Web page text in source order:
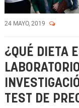
24 MAYO, 2019
¿QUÉ DIETA
TEST DE